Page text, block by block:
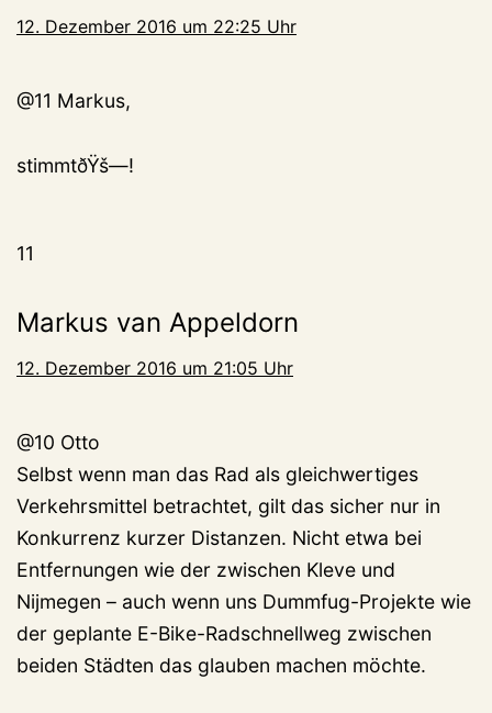
12. Dezember 2016 um 22:25 Uhr
@11 Markus,
stimmtðŸš—!
11
Markus van Appeldorn
12. Dezember 2016 um 21:05 Uhr
@10 Otto
Selbst wenn man das Rad als gleichwertiges
Verkehrsmittel betrachtet, gilt das sicher nur in
Konkurrenz kurzer Distanzen. Nicht etwa bei
Entfernungen wie der zwischen Kleve und
Nijmegen – auch wenn uns Dummfug-Projekte wie
der geplante E-Bike-Radschnellweg zwischen
beiden Städten das glauben machen möchte.